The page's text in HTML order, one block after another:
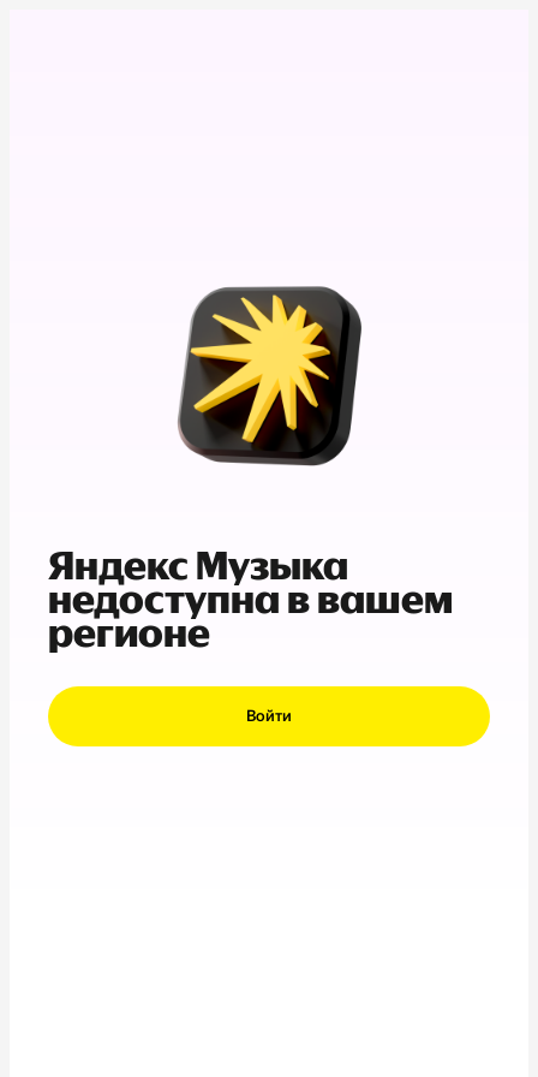
Яндекс Музыка
недоступна в вашем
регионе
Войти